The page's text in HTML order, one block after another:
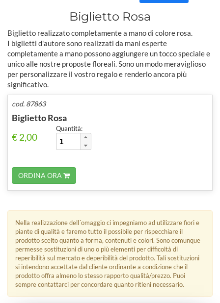
Biglietto Rosa
Biglietto realizzato completamente a mano di colore rosa.
I biglietti d'autore sono realizzati da mani esperte
completamente a mano possono aggiungere un tocco speciale e
unico alle nostre proposte floreali. Sono un modo meraviglioso
per personalizzare il vostro regalo e renderlo ancora più
significativo.
cod. 87863
Biglietto Rosa
€ 2,00
Quantità:
ORDINA ORA
Nella realizzazione dell´omaggio ci impegniamo ad utilizzare fiori e
piante di qualità e faremo tutto il possibile per rispecchiare il
prodotto scelto quanto a forma, contenuti e colori. Sono comunque
permesse sostituzioni di uno o più elementi per difficoltà di
reperibilità sul mercato e deperibilità del prodotto. Tali sostituzioni
si intendono accettate dal cliente ordinante a condizione che il
prodotto offra almeno lo stesso rapporto qualità/prezzo. Puoi
sempre contattarci per concordare quanto ritieni necessario.